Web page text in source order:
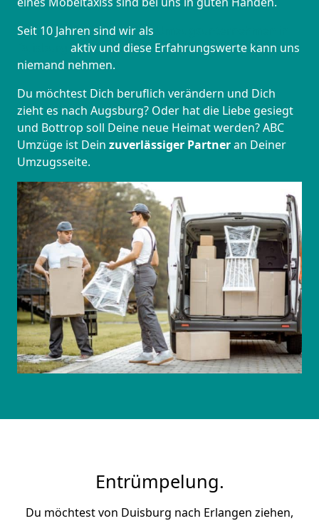
Seit 10 Jahren sind wir als
aktiv und diese Erfahrungswerte kann uns
niemand nehmen.
Du möchtest Dich beruflich verändern und Dich
zieht es nach Augsburg? Oder hat die Liebe gesiegt
und Bottrop soll Deine neue Heimat werden? ABC
Umzüge ist Dein zuverlässiger Partneran Deiner
Umzugsseite.
Entrümpelung.
Du möchtest von Duisburg nach Erlangen ziehen,